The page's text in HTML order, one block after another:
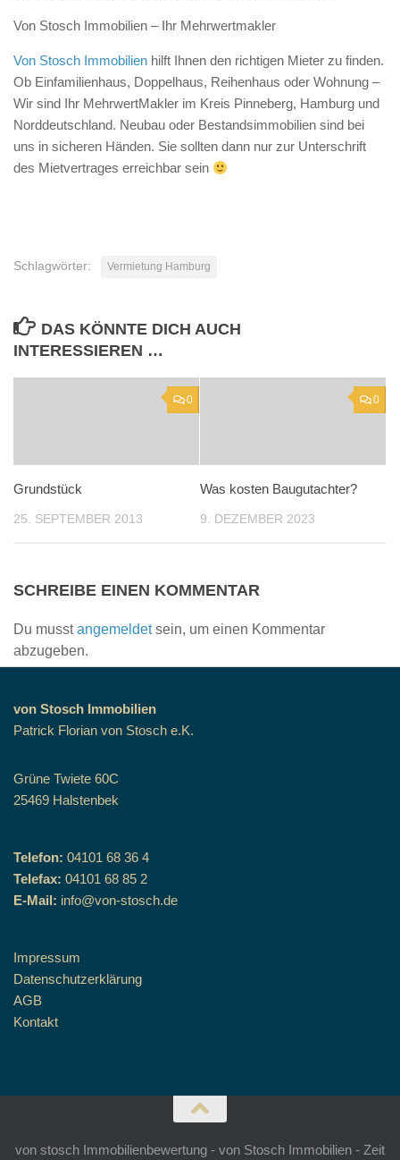
Von Stosch Immobilien – Ihr Mehrwertmakler
Von Stosch Immobilien hilft Ihnen den richtigen Mieter zu finden.
Ob Einfamilienhaus, Doppelhaus, Reihenhaus oder Wohnung –
Wir sind Ihr MehrwertMakler im Kreis Pinneberg, Hamburg und
Norddeutschland. Neubau oder Bestandsimmobilien sind bei
uns in sicheren Händen. Sie sollten dann nur zur Unterschrift
des Mietvertrages erreichbar sein
Schlagwörter: Vermietung Hamburg
DAS KÖNNTE DICH AUCH
INTERESSIEREN …
0
Grundstück
25. SEPTEMBER 2013
0
Was kosten Baugutachter?
9. DEZEMBER 2023
SCHREIBE EINEN KOMMENTAR
Du musstangemeldetsein, um einen Kommentar
abzugeben.
von Stosch Immobilien
Patrick Florian von Stosch e.K.
Grüne Twiete 60C
25469 Halstenbek
Telefon: 04101 68 36 4
Telefax: 04101 68 85 2
E-Mail: info@von-stosch.de
Impressum
Datenschutzerklärung
AGB
Kontakt
von stosch Immobilienbewertung - von Stosch Immobilien - Zeit